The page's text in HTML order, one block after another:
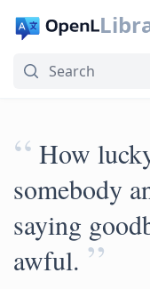
“ How
somebody
saying
awful. ”